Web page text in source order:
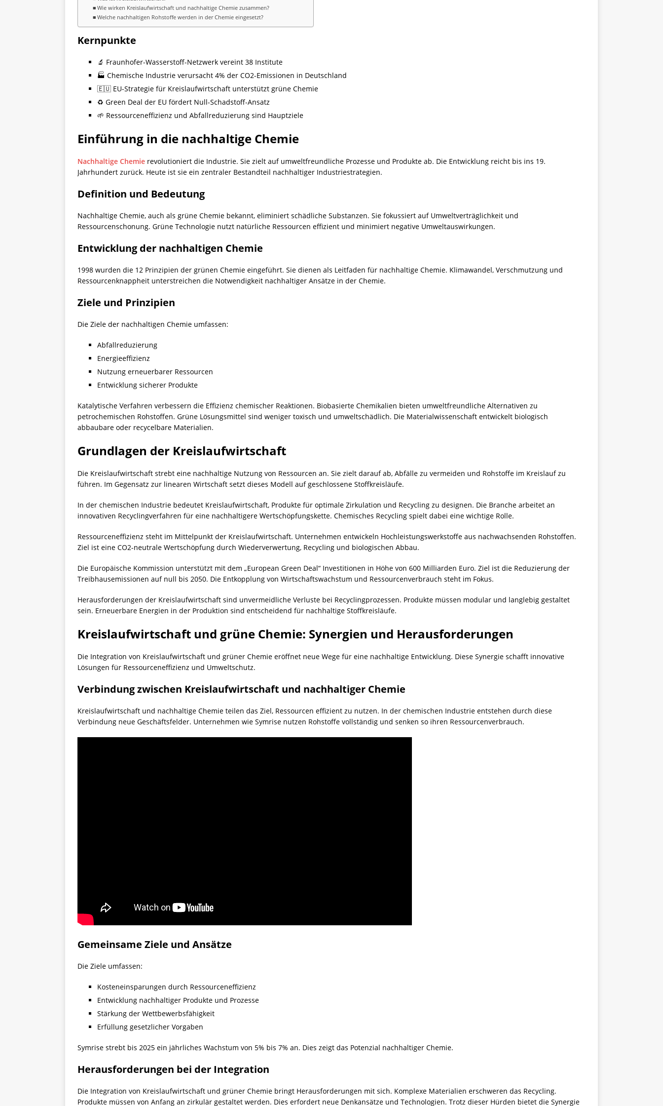
Wie wirken Kreislaufwirtschaft und nachhaltige Chemie zusammen?
Welche nachhaltigen Rohstoffe werden in der Chemie eingesetzt?
Kernpunkte
🔬 Fraunhofer-Wasserstoff-Netzwerk vereint 38 Institute
🏭 Chemische Industrie verursacht 4% der CO2-Emissionen in Deutschland
🇪🇺 EU-Strategie für Kreislaufwirtschaft unterstützt grüne Chemie
♻️ Green Deal der EU fördert Null-Schadstoff-Ansatz
🌱 Ressourceneffizienz und Abfallreduzierung sind Hauptziele
Einführung in die nachhaltige Chemie
Nachhaltige Chemie revolutioniert die Industrie. Sie zielt auf umweltfreundliche Prozesse und Produkte ab. Die Entwicklung reicht bis ins 19.
Jahrhundert zurück. Heute ist sie ein zentraler Bestandteil nachhaltiger Industriestrategien.
Definition und Bedeutung
Nachhaltige Chemie, auch als grüne Chemie bekannt, eliminiert schädliche Substanzen. Sie fokussiert auf Umweltverträglichkeit und
Ressourcenschonung. Grüne Technologie nutzt natürliche Ressourcen effizient und minimiert negative Umweltauswirkungen.
Entwicklung der nachhaltigen Chemie
1998 wurden die 12 Prinzipien der grünen Chemie eingeführt. Sie dienen als Leitfaden für nachhaltige Chemie. Klimawandel, Verschmutzung und
Ressourcenknappheit unterstreichen die Notwendigkeit nachhaltiger Ansätze in der Chemie.
Ziele und Prinzipien
Die Ziele der nachhaltigen Chemie umfassen:
Abfallreduzierung
Energieeffizienz
Nutzung erneuerbarer Ressourcen
Entwicklung sicherer Produkte
Katalytische Verfahren verbessern die Effizienz chemischer Reaktionen. Biobasierte Chemikalien bieten umweltfreundliche Alternativen zu
petrochemischen Rohstoffen. Grüne Lösungsmittel sind weniger toxisch und umweltschädlich. Die Materialwissenschaft entwickelt biologisch
abbaubare oder recycelbare Materialien.
Grundlagen der Kreislaufwirtschaft
Die Kreislaufwirtschaft strebt eine nachhaltige Nutzung von Ressourcen an. Sie zielt darauf ab, Abfälle zu vermeiden und Rohstoffe im Kreislauf zu
führen. Im Gegensatz zur linearen Wirtschaft setzt dieses Modell auf geschlossene Stoffkreisläufe.
In der chemischen Industrie bedeutet Kreislaufwirtschaft, Produkte für optimale Zirkulation und Recycling zu designen. Die Branche arbeitet an
innovativen Recyclingverfahren für eine nachhaltigere Wertschöpfungskette. Chemisches Recycling spielt dabei eine wichtige Rolle.
Ressourceneffizienz steht im Mittelpunkt der Kreislaufwirtschaft. Unternehmen entwickeln Hochleistungswerkstoffe aus nachwachsenden Rohstoffen.
Ziel ist eine CO2-neutrale Wertschöpfung durch Wiederverwertung, Recycling und biologischen Abbau.
Die Europäische Kommission unterstützt mit dem „European Green Deal“ Investitionen in Höhe von 600 Milliarden Euro. Ziel ist die Reduzierung der
Treibhausemissionen auf null bis 2050. Die Entkopplung von Wirtschaftswachstum und Ressourcenverbrauch steht im Fokus.
Herausforderungen der Kreislaufwirtschaft sind unvermeidliche Verluste bei Recyclingprozessen. Produkte müssen modular und langlebig gestaltet
sein. Erneuerbare Energien in der Produktion sind entscheidend für nachhaltige Stoffkreisläufe.
Kreislaufwirtschaft und grüne Chemie: Synergien und Herausforderungen
Die Integration von Kreislaufwirtschaft und grüner Chemie eröffnet neue Wege für eine nachhaltige Entwicklung. Diese Synergie schafft innovative
Lösungen für Ressourceneffizienz und Umweltschutz.
Verbindung zwischen Kreislaufwirtschaft und nachhaltiger Chemie
Kreislaufwirtschaft und nachhaltige Chemie teilen das Ziel, Ressourcen effizient zu nutzen. In der chemischen Industrie entstehen durch diese
Verbindung neue Geschäftsfelder. Unternehmen wie Symrise nutzen Rohstoffe vollständig und senken so ihren Ressourcenverbrauch.
Gemeinsame Ziele und Ansätze
Die Ziele umfassen:
Kosteneinsparungen durch Ressourceneffizienz
Entwicklung nachhaltiger Produkte und Prozesse
Stärkung der Wettbewerbsfähigkeit
Erfüllung gesetzlicher Vorgaben
Symrise strebt bis 2025 ein jährliches Wachstum von 5% bis 7% an. Dies zeigt das Potenzial nachhaltiger Chemie.
Herausforderungen bei der Integration
Die Integration von Kreislaufwirtschaft und grüner Chemie bringt Herausforderungen mit sich. Komplexe Materialien erschweren das Recycling.
Produkte müssen von Anfang an zirkulär gestaltet werden. Dies erfordert neue Denkansätze und Technologien. Trotz dieser Hürden bietet die Synergie